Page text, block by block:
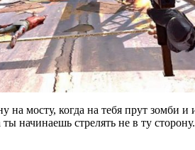
на мосту, когда на тебя прут зомби и
ты начинаешь стрелять не в ту